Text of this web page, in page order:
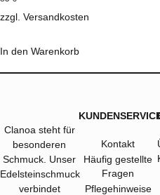
zzgl. Versandkosten
In den Warenkorb
Clanoa steht für
besonderen
Schmuck. Unser
Edelsteinschmuck
verbindet
Kontakt
Häufig gestellte
Fragen
Pflegehinweise